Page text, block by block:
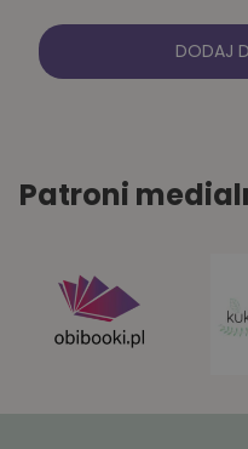
DODAJ
Patroni